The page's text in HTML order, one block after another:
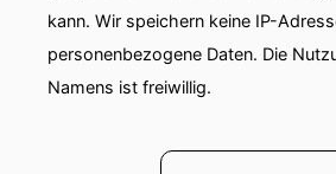
kann. Wir speichern keine IP-
personenbezogene Daten. Die
Namens ist freiwillig.